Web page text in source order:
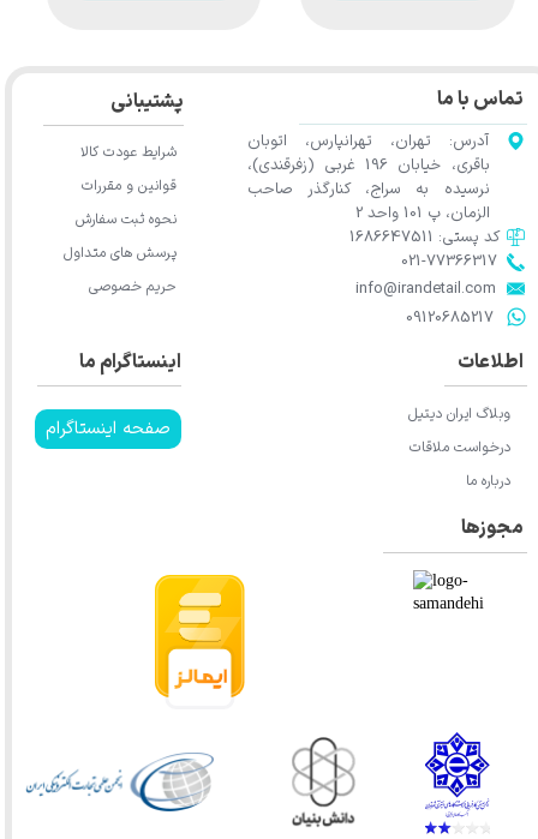
★
تماس با ما
آدرس: تهران، تهرانپارس، اتوبان
باقری، خیابان 196 غربی (زفرقندی)،
نرسیده به سراج، کنارگذر صاحب
الزمان، پ 101 واحد 2
​​​​​​​info@irandetail.com
021-77366317​​​​​​​​​​​​​​​​​​​​​
​​​​​​​09120685217​​​​​​​
کد پستی: 1686647511
اینستاگرام ما
صفحه اینستاگرام
اطلاعات
وبلاگ ایران دیتیل
درخواست ملاقات
درباره ما
پشتیبانی
شرایط عودت کالا
قوانین و مقررات
نحوه ثبت سفارش
پرسش های متداول
حریم خصوصی
مجوزها